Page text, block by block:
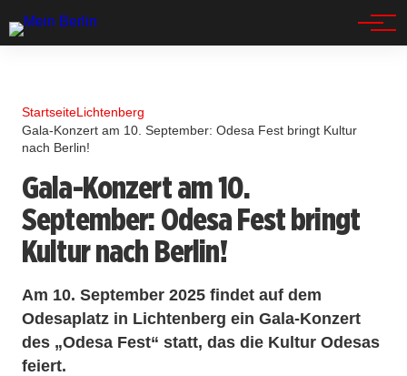
StartseiteLichtenberg
Gala-Konzert am 10. September: Odesa Fest bringt Kultur
nach Berlin!
Gala-Konzert am 10.
September: Odesa Fest bringt
Kultur nach Berlin!
Am 10. September 2025 findet auf dem
Odesaplatz in Lichtenberg ein Gala-Konzert
des „Odesa Fest“ statt, das die Kultur Odesas
feiert.